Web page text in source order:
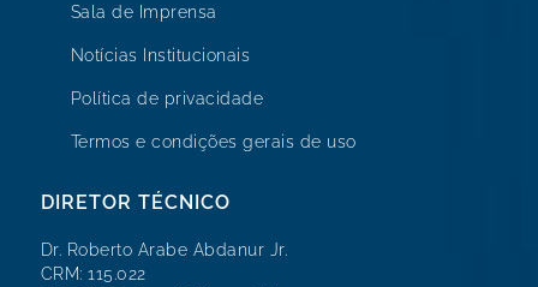
Sala de Imprensa
Notícias Institucionais
Política de privacidade
Termos e condições gerais de uso
DIRETOR TÉCNICO
Dr. Roberto Arabe Abdanur Jr.
CRM: 115.022